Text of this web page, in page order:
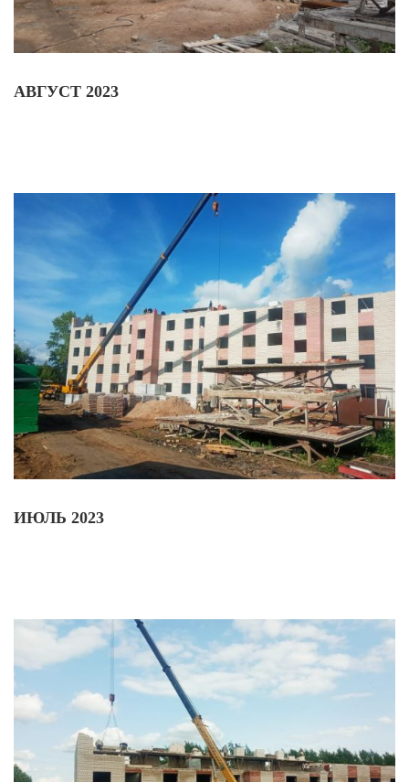
АВГУСТ 2023
ИЮЛЬ 2023